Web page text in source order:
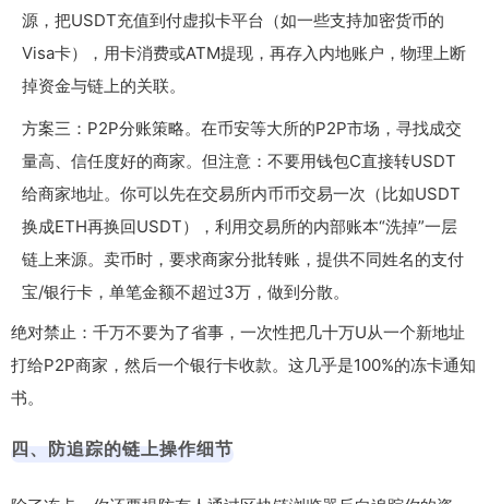
源，把USDT充值到付虚拟卡平台（如一些支持加密货币的
Visa卡），用卡消费或ATM提现，再存入内地账户，物理上断
掉资金与链上的关联。
方案三：P2P分账策略。在币安等大所的P2P市场，寻找成交
量高、信任度好的商家。但注意：不要用钱包C直接转USDT
给商家地址。你可以先在交易所内币币交易一次（比如USDT
换成ETH再换回USDT），利用交易所的内部账本“洗掉”一层
链上来源。卖币时，要求商家分批转账，提供不同姓名的支付
宝/银行卡，单笔金额不超过3万，做到分散。
绝对禁止：千万不要为了省事，一次性把几十万U从一个新地址
打给P2P商家，然后一个银行卡收款。这几乎是100%的冻卡通知
书。
四、防追踪的链上操作细节